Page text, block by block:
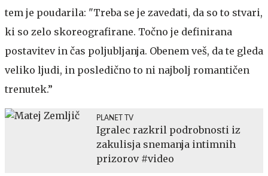
tem je poudarila: "Treba se je zavedati, da so to stvari,
ki so zelo skoreografirane. Točno je definirana
postavitev in čas poljubljanja. Obenem veš, da te gleda
veliko ljudi, in posledično to ni najbolj romantičen
trenutek.”
PLANET TV
Igralec razkril podrobnosti iz
zakulisja snemanja intimnih
prizorov #video